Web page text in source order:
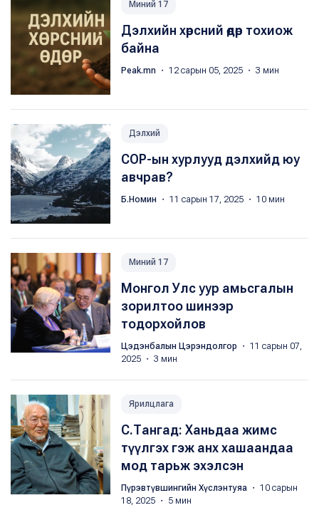
Миний 17
Дэлхийн хөрсний өдөр тохиож
байна
Peak.mn ・ 12 сарын 05, 2025 ・ 3 мин
Дэлхий
COP-ын хурлууд дэлхийд юу
авчрав?
Б.Номин ・ 11 сарын 17, 2025 ・ 10 мин
Миний 17
Монгол Улс уур амьсгалын
зорилтоо шинээр
тодорхойлов
Цэдэнбалын Цэрэндолгор
・ 11 сарын 07,
2025 ・ 3 мин
Ярилцлага
С.Тангад: Ханьдаа жимс
түүлгэх гэж анх хашаандаа
мод тарьж эхэлсэн
Пүрэвтүвшингийн Хүслэнтуяа ・ 10 сарын
18, 2025 ・ 5 мин